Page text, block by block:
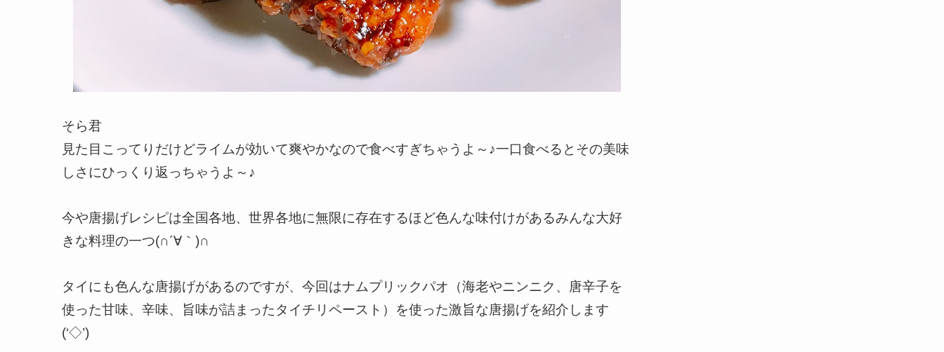
そら君
見た目こってりだけどライムが効いて爽やかなので食べすぎちゃうよ～♪一口食べるとその美味
しさにひっくり返っちゃうよ～♪
今や唐揚げレシピは全国各地、世界各地に無限に存在するほど色んな味付けがあるみんな大好
きな料理の一つ(∩´∀｀)∩
タイにも色んな唐揚げがあるのですが、今回はナムプリックパオ（海老やニンニク、唐辛子を
使った甘味、辛味、旨味が詰まったタイチリペースト）を使った激旨な唐揚げを紹介します
(‘◇’)ゞ